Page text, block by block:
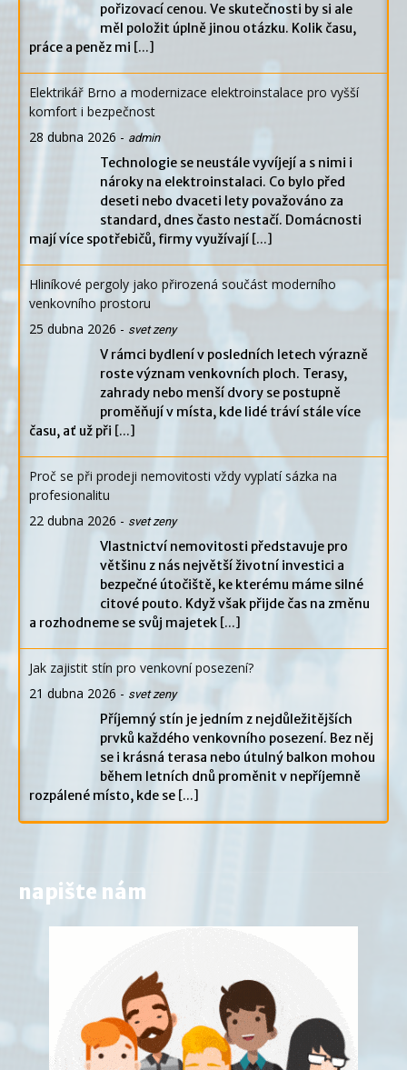
pořizovací cenou. Ve skutečnosti by si ale
měl položit úplně jinou otázku. Kolik času,
práce a peněz mi [...]
Elektrikář Brno a modernizace elektroinstalace pro vyšší
komfort i bezpečnost
28 dubna 2026 - admin
Technologie se neustále vyvíjejí a s nimi i
nároky na elektroinstalaci. Co bylo před
deseti nebo dvaceti lety považováno za
standard, dnes často nestačí. Domácnosti
mají více spotřebičů, firmy využívají [...]
Hliníkové pergoly jako přirozená součást moderního
venkovního prostoru
25 dubna 2026 - svet zeny
V rámci bydlení v posledních letech výrazně
roste význam venkovních ploch. Terasy,
zahrady nebo menší dvory se postupně
proměňují v místa, kde lidé tráví stále více
času, ať už při [...]
Proč se při prodeji nemovitosti vždy vyplatí sázka na
profesionalitu
22 dubna 2026 - svet zeny
Vlastnictví nemovitosti představuje pro
většinu z nás největší životní investici a
bezpečné útočiště, ke kterému máme silné
citové pouto. Když však přijde čas na změnu
a rozhodneme se svůj majetek [...]
Jak zajistit stín pro venkovní posezení?
21 dubna 2026 - svet zeny
Příjemný stín je jedním z nejdůležitějších
prvků každého venkovního posezení. Bez něj
se i krásná terasa nebo útulný balkon mohou
během letních dnů proměnit v nepříjemně
rozpálené místo, kde se [...]
napište nám